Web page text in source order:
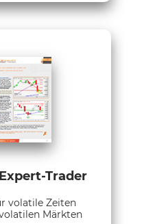
Trader
volatile Zeiten
Märkten